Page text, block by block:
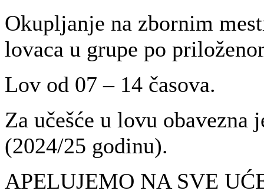
Okupljanje na zbornim
lovaca u grupe po
Lov od 07 – 14 časova.
Za učešće u lovu obavezna
(2024/25 godinu).
APELUJEMO NA SVE